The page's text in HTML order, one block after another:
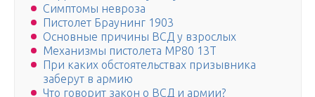
Симптомы невроза
Пистолет Браунинг 1903
Основные причины ВСД у взрослых
Механизмы пистолета МР80 13Т
При каких обстоятельствах призывника
заберут в армию
Что говорит закон о ВСД и армии?